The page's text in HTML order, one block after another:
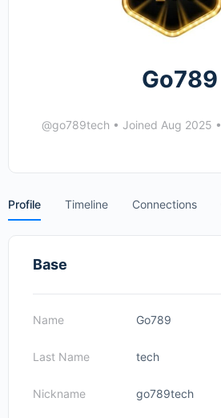
Go789
@go789tech • Joined Aug 2025 •
Profile Timeline Connections
Base
Name Go789
Last Name tech
Nickname go789tech